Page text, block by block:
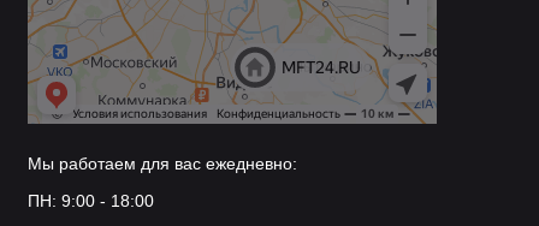
Мы работаем для вас ежедневно:
ПН: 9:00 - 18:00